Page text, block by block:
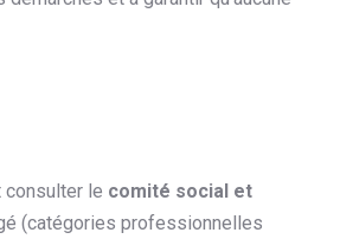
consulter le comité social et
(catégories professionnelles